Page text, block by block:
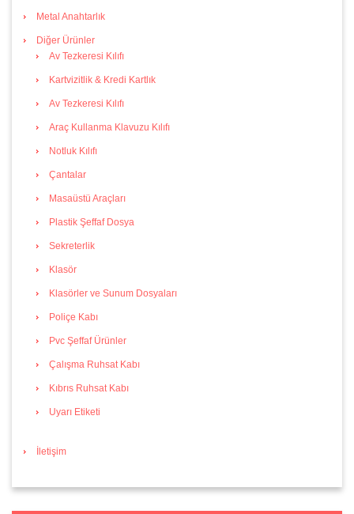
Metal Anahtarlık
Diğer Ürünler
Av Tezkeresi Kılıfı
Kartvizitlik & Kredi Kartlık
Av Tezkeresi Kılıfı
Araç Kullanma Klavuzu Kılıfı
Notluk Kılıfı
Çantalar
Masaüstü Araçları
Plastik Şeffaf Dosya
Sekreterlik
Klasör
Klasörler ve Sunum Dosyaları
Poliçe Kabı
Pvc Şeffaf Ürünler
Çalışma Ruhsat Kabı
Kıbrıs Ruhsat Kabı
Uyarı Etiketi
İletişim